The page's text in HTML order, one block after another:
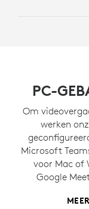
PC-
Om
werken
Microsoft
voor Mac of
Google